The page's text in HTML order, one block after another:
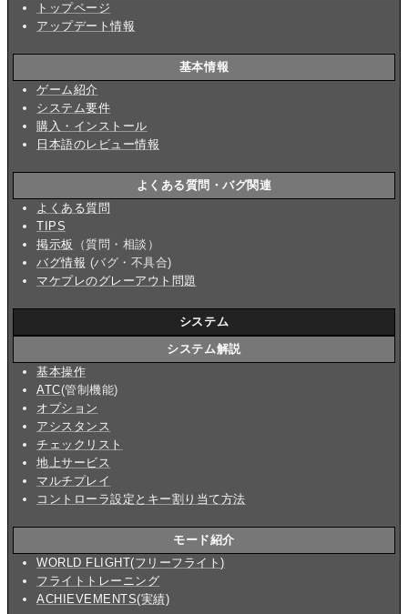
トップページ
アップデート情報
基本情報
ゲーム紹介
システム要件
購入・インストール
日本語のレビュー情報
よくある質問・バグ関連
よくある質問
TIPS
掲示板
（質問・相談）
バグ情報 (バグ・不具合)
マケプレのグレーアウト問題
システム
システム解説
基本操作
ATC(管制機能)
オプション
アシスタンス
チェックリスト
地上サービス
マルチプレイ
コントローラ設定とキー割り当て方法
モード紹介
WORLD FLIGHT(フリーフライト)
フライトトレーニング
ACHIEVEMENTS(実績)